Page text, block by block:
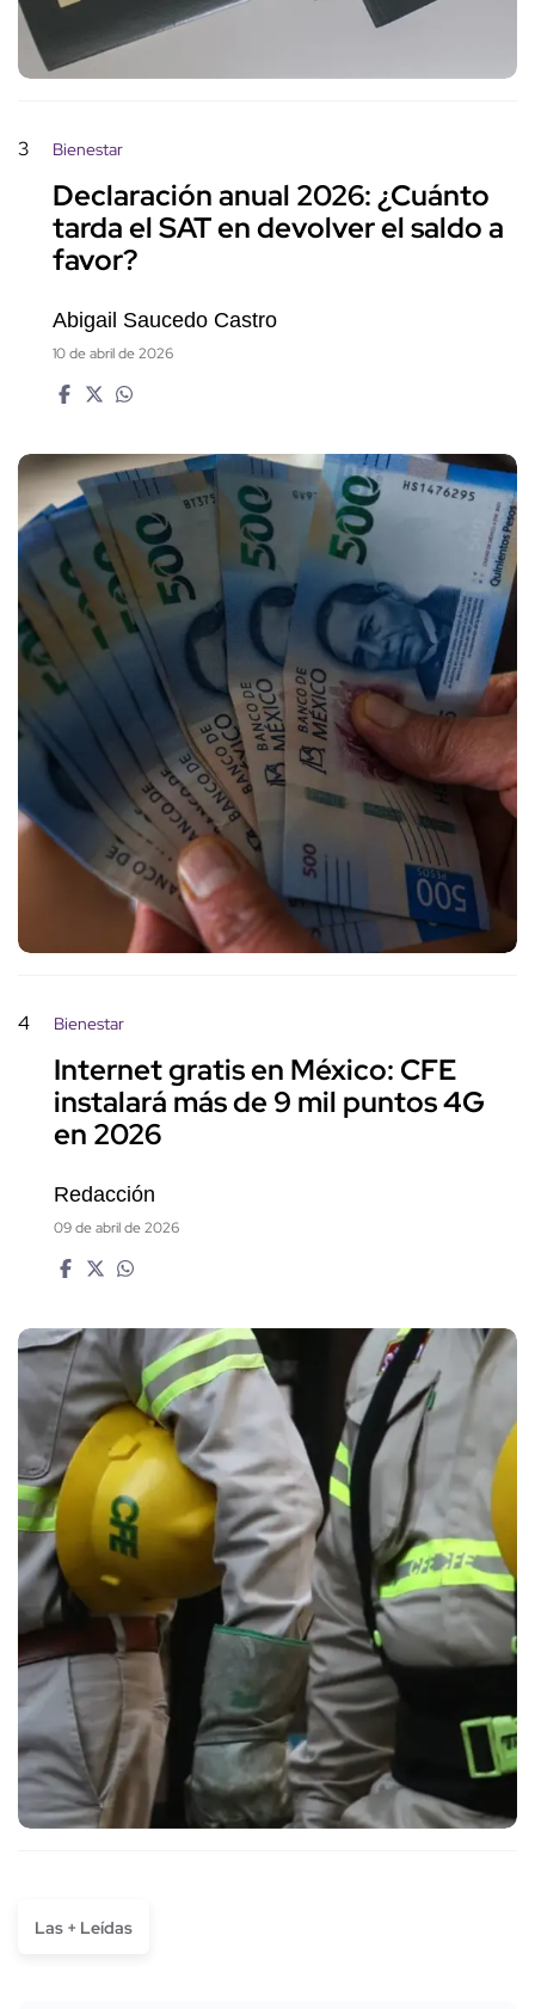
3 Bienestar
Declaración anual 2026: ¿Cuánto
tarda el SAT en devolver el saldo a
favor?
Abigail Saucedo Castro
10 de abril de 2026
4 Bienestar
Internet gratis en México: CFE
instalará más de 9 mil puntos 4G
en 2026
Redacción
09 de abril de 2026
Las + Leídas